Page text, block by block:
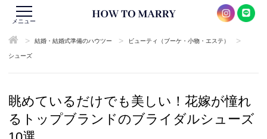
メニュー
> 結婚・結婚式準備のハウツー > ビューティ（ブーケ・小物・エステ） >
シューズ
眺めているだけでも美しい！花嫁が憧れ
るトップブランドのブライダルシューズ